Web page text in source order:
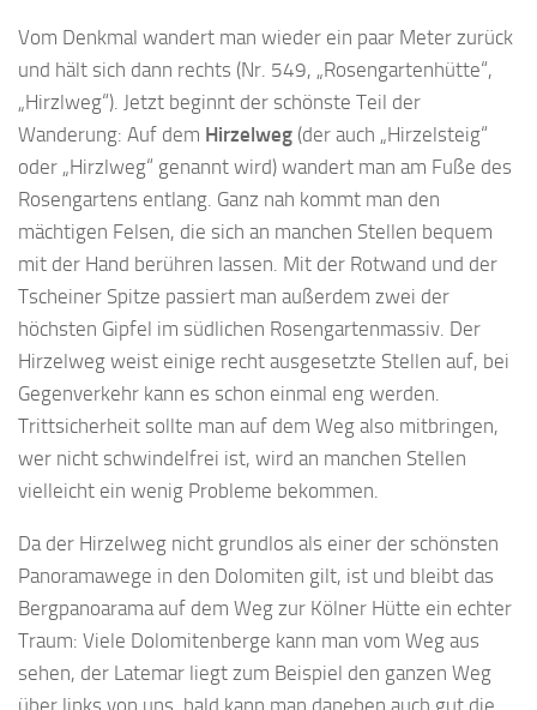
Vom Denkmal wandert man wieder ein paar Meter zurück
und hält sich dann rechts (Nr. 549, „Rosengartenhütte“,
„Hirzlweg“). Jetzt beginnt der schönste Teil der
Wanderung: Auf dem Hirzelweg (der auch „Hirzelsteig“
oder „Hirzlweg“ genannt wird) wandert man am Fuße des
Rosengartens entlang. Ganz nah kommt man den
mächtigen Felsen, die sich an manchen Stellen bequem
mit der Hand berühren lassen. Mit der Rotwand und der
Tscheiner Spitze passiert man außerdem zwei der
höchsten Gipfel im südlichen Rosengartenmassiv. Der
Hirzelweg weist einige recht ausgesetzte Stellen auf, bei
Gegenverkehr kann es schon einmal eng werden.
Trittsicherheit sollte man auf dem Weg also mitbringen,
wer nicht schwindelfrei ist, wird an manchen Stellen
vielleicht ein wenig Probleme bekommen.
Da der Hirzelweg nicht grundlos als einer der schönsten
Panoramawege in den Dolomiten gilt, ist und bleibt das
Bergpanoarama auf dem Weg zur Kölner Hütte ein echter
Traum: Viele Dolomitenberge kann man vom Weg aus
sehen, der Latemar liegt zum Beispiel den ganzen Weg
über links von uns, bald kann man daneben auch gut die